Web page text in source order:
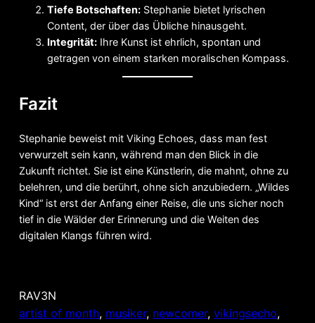
Tiefe Botschaften:Stephanie bietet lyrischen
Content, der über das Übliche hinausgeht.
Integrität:Ihre Kunst ist ehrlich, spontan und
getragen von einem starken moralischen Kompass.
Fazit
Stephanie beweist mit Viking Echoes, dass man fest
verwurzelt sein kann, während man den Blick in die
Zukunft richtet. Sie ist eine Künstlerin, die mahnt, ohne zu
belehren, und die berührt, ohne sich anzubiedern. „Wildes
Kind“ ist erst der Anfang einer Reise, die uns sicher noch
tief in die Wälder der Erinnerung und die Weiten des
digitalen Klangs führen wird.
RAV3N
artist of month, musiker, newcomer, vikingsecho ,